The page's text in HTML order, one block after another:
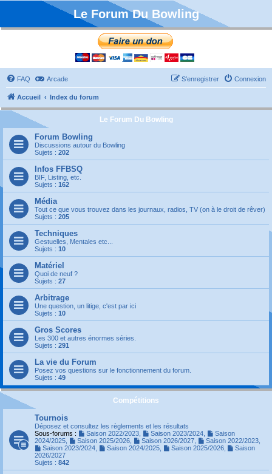
Le Forum Du Bowling
FAQ Arcade Connexion
S’enregistrer
Accueil Index du forum
Le Forum Du Bowling
Forum Bowling
Discussions autour du Bowling
Sujets : 202
Infos FFBSQ
BIF, Listing, etc.
Sujets : 162
Média
Tout ce que vous trouvez dans les journaux, radios, TV (on à le droit de rêver)
Sujets : 205
Techniques
Gestuelles, Mentales etc...
Sujets : 10
Matériel
Quoi de neuf ?
Sujets : 27
Arbitrage
Une question, un litige, c'est par ici
Sujets : 10
Gros Scores
Les 300 et autres énormes séries.
Sujets : 291
La vie du Forum
Posez vos questions sur le fonctionnement du forum.
Sujets : 49
Compétitions
Tournois
Déposez et consultez les règlements et les résultats
Sous-forums :
Saison 2022/2023, Saison 2023/2024,
Saison
2024/2025
Saison 2025/2026, Saison 2026/2027, Saison 2022/2023,
Saison 2023/2024, Saison 2024/2025, Saison 2025/2026,
Saison
2026/2027
Sujets : 842